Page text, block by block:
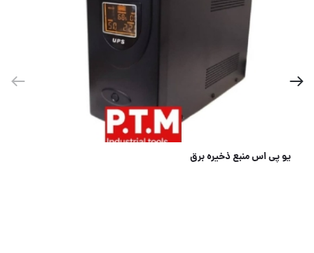
دریل شارژی